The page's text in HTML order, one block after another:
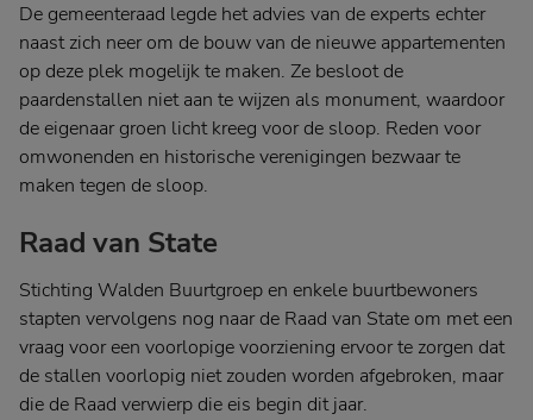
De gemeenteraad legde het advies van de experts echter
naast zich neer om de bouw van de nieuwe appartementen
op deze plek mogelijk te maken. Ze besloot de
paardenstallen niet aan te wijzen als monument, waardoor
de eigenaar groen licht kreeg voor de sloop. Reden voor
omwonenden en historische verenigingen bezwaar te
maken tegen de sloop.
Raad van State
Stichting Walden Buurtgroep en enkele buurtbewoners
stapten vervolgens nog naar de Raad van State om met een
vraag voor een voorlopige voorziening ervoor te zorgen dat
de stallen voorlopig niet zouden worden afgebroken, maar
die de Raad verwierp die eis begin dit jaar.